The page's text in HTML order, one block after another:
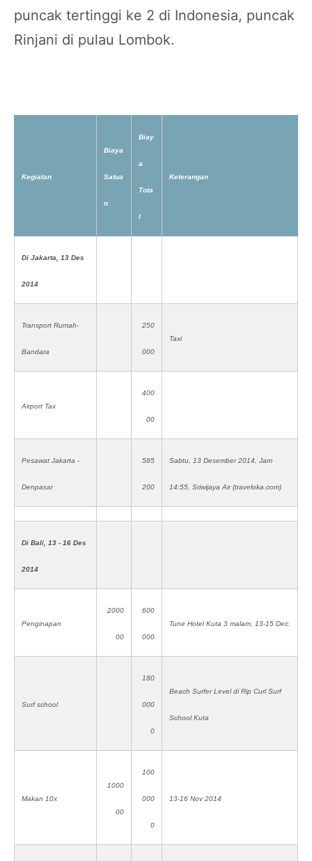
puncak tertinggi ke 2 di Indonesia, puncak
Rinjani di pulau Lombok.
Kegiatan
Biaya
Satua
n
Biay
a
Tota
l
Keterangan
Di Jakarta, 13 Des
2014
Transport Rumah-
Bandara
250
000
Taxi
Airport Tax
400
00
Pesawat Jakarta -
Denpasar
585
200
Sabtu, 13 Desember 2014, Jam
14:55, Sriwijaya Air (traveloka.com)
Di Bali, 13 - 16 Des
2014
Penginapan
2000
00
600
000
Tune Hotel Kuta 3 malam, 13-15 Dec.
Surf school
180
000
0
Beach Surfer Level di Rip Curl Surf
School Kuta
Makan 10x
1000
00
100
000
0
13-16 Nov 2014